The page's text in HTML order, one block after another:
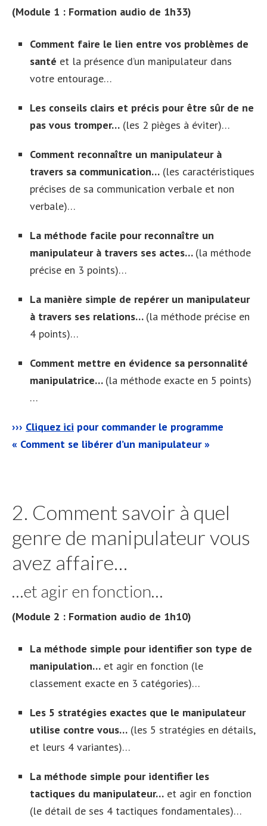
(Module 1 : Formation audio de 1h33)
Comment faire le lien entre vos problèmes de
santé et la présence d’un manipulateur dans
votre entourage…
Les conseils clairs et précis pour être sûr de ne
pas vous tromper… (les 2 pièges à éviter)…
Comment reconnaître un manipulateur à
travers sa communication… (les caractéristiques
précises de sa communication verbale et non
verbale)…
La méthode facile pour reconnaître un
manipulateur à travers ses actes… (la méthode
précise en 3 points)…
La manière simple de repérer un manipulateur
à travers ses relations… (la méthode précise en
4 points)…
Comment mettre en évidence sa personnalité
manipulatrice… (la méthode exacte en 5 points)
…
››› Cliquez ici pour commander le programme
« Comment se libérer d’un manipulateur »
2. Comment savoir à quel
genre de manipulateur vous
avez affaire…
…et agir en fonction…
(Module 2 : Formation audio de 1h10)
La méthode simple pour identifier son type de
manipulation… et agir en fonction (le
classement exacte en 3 catégories)…
Les 5 stratégies exactes que le manipulateur
utilise contre vous… (les 5 stratégies en détails,
et leurs 4 variantes)…
La méthode simple pour identifier les
tactiques du manipulateur… et agir en fonction
(le détail de ses 4 tactiques fondamentales)…